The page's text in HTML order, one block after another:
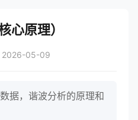
心原理）
2026-05-09
据，谐波分析的原理和